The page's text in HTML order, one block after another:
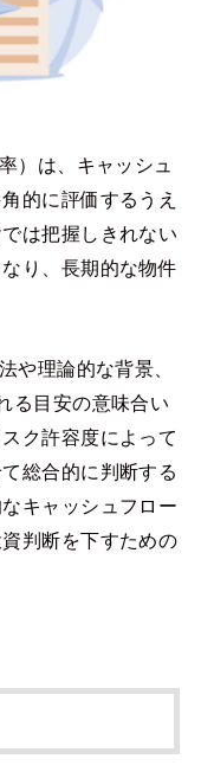
）は、キャッシュ
的に評価するうえ
は把握しきれない
り、長期的な物件
や理論的な背景、
る目安の意味合い
ク許容度によって
総合的に判断する
キャッシュフロー
判断を下すための